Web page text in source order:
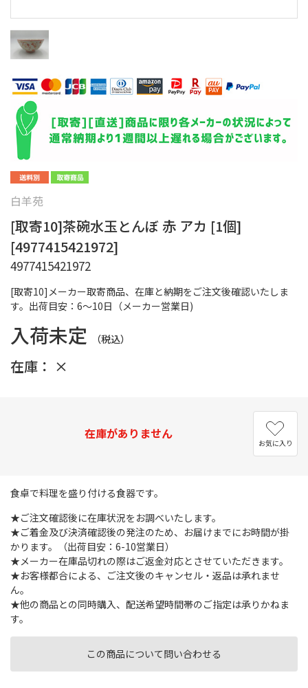
[取寄10]メーカー取寄商品、在庫と納期をご注文後確認いたしま
す。出荷目安：6～10日（メーカー営業日)
白羊苑
[取寄10]茶碗水玉とんぼ 赤 アカ [1個]
[4977415421972]
4977415421972
入荷未定 （税込）
在庫： ×
この商品について問い合わせる
在庫がありません
お気に入り
食卓で料理を盛り付ける食器です。
★ご注文確認後に在庫状況をお調べいたします。
★ご着金及び決済確認後の発注のため、お届けまでにお時間が掛
かります。（出荷目安：6-10営業日）
★メーカー在庫品切れの際はご返金対応とさせていただきます。
★お客様都合による、ご注文後のキャンセル・返品は承れませ
ん。
★他の商品との同時購入、配送希望時間帯のご指定は承りかねま
す。